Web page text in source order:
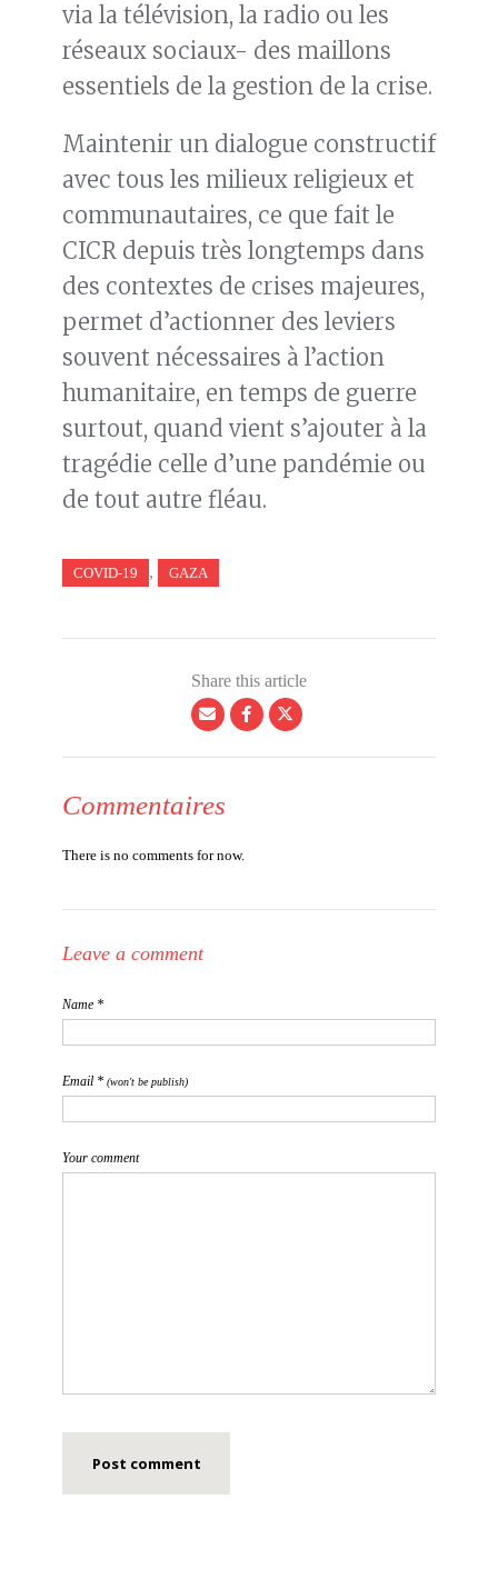
via la télévision, la radio ou les
réseaux sociaux- des maillons
essentiels de la gestion de la crise.
Maintenir un dialogue constructif
avec tous les milieux religieux et
communautaires, ce que fait le
CICR depuis très longtemps dans
des contextes de crises majeures,
permet d’actionner des leviers
souvent nécessaires à l’action
humanitaire, en temps de guerre
surtout, quand vient s’ajouter à la
tragédie celle d’une pandémie ou
de tout autre fléau.
COVID-19 , GAZA
Share this article
Commentaires
There is no comments for now.
Leave a comment
Name *
Email * (won't be publish)
Your comment